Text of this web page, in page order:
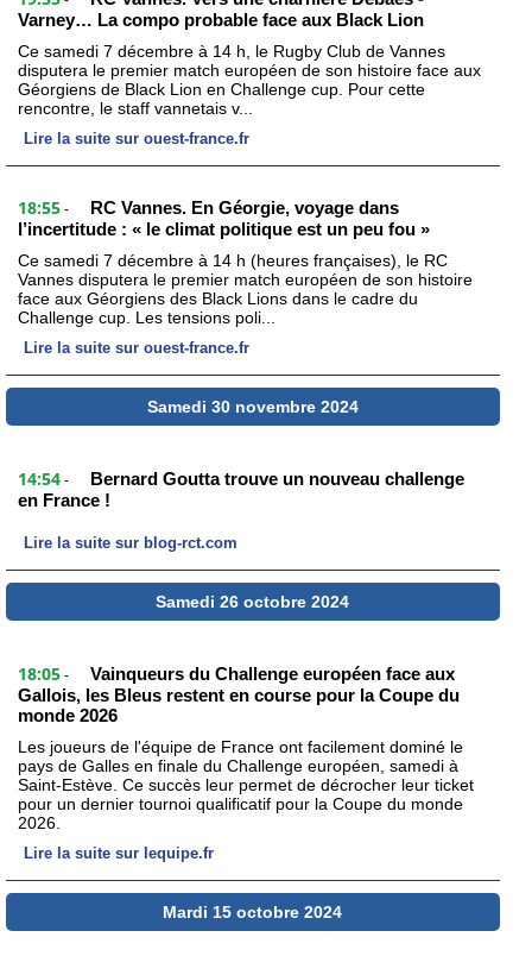
Varney… La compo probable face aux Black Lion
Ce samedi 7 décembre à 14 h, le Rugby Club de Vannes
disputera le premier match européen de son histoire face aux
Géorgiens de Black Lion en Challenge cup. Pour cette
rencontre, le staff vannetais v...
Lire la suite sur ouest-france.fr
18:55 -
RC Vannes. En Géorgie, voyage dans
l’incertitude : « le climat politique est un peu fou »
Ce samedi 7 décembre à 14 h (heures françaises), le RC
Vannes disputera le premier match européen de son histoire
face aux Géorgiens des Black Lions dans le cadre du
Challenge cup. Les tensions poli...
Lire la suite sur ouest-france.fr
Samedi 30 novembre 2024
14:54 -
Bernard Goutta trouve un nouveau challenge
en France !
Lire la suite sur blog-rct.com
Samedi 26 octobre 2024
18:05 -
Vainqueurs du Challenge européen face aux
Gallois, les Bleus restent en course pour la Coupe du
monde 2026
Les joueurs de l'équipe de France ont facilement dominé le
pays de Galles en finale du Challenge européen, samedi à
Saint-Estève. Ce succès leur permet de décrocher leur ticket
pour un dernier tournoi qualificatif pour la Coupe du monde
2026.
Lire la suite sur lequipe.fr
Mardi 15 octobre 2024